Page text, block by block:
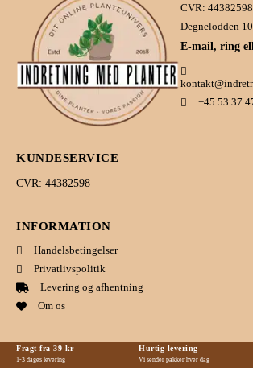
CVR: 44382598
Degnelodden
E-mail, ring
+45 53 37
KUNDESERVICE
CVR: 44382598
INFORMATION
Handelsbetingelser
Privatlivspolitik
Levering og afhentning
Om os
Fragt fra 39 kr
1-3 dages levering
Hurtig levering
Vi sender pakker hver dag